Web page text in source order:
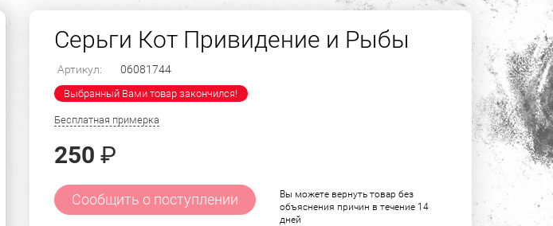
Серьги Кот Привидение и Рыбы
Артикул: 06081744
Выбранный Вами товар закончился!
Бесплатная примерка
250 ₽
Сообщить о поступлении
Вы можете вернуть товар без
объяснения причин в течение 14
дней